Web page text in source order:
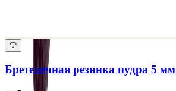
Бретелечная резинка пудра 5 мм